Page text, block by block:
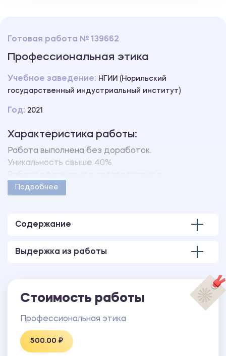
Готовая работа № 139662
Профессиональная этика
Учебное заведение: НГИИ (Норильский
государственный индустриальный институт)
Год: 2021
Характеристика работы:
Работа выполнена без доработок.
Уникальность свыше 40%.
методическими указаниями учебного заведения.
Подробнее
Содержание
Выдержка из работы
Стоимость работы
Профессиональная этика
500.00 ₽